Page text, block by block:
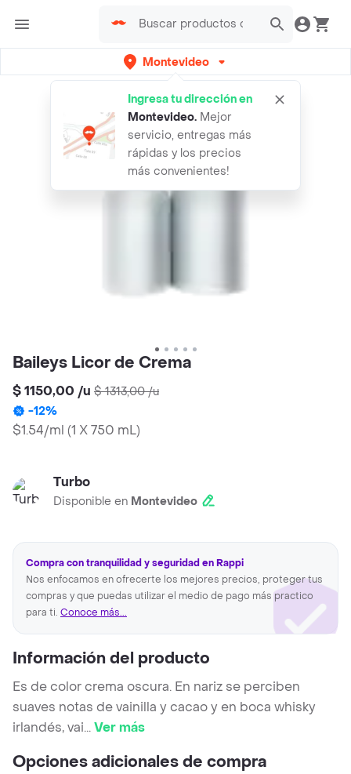
Montevideo
Ingresa tu dirección en
Montevideo. Mejor
servicio, entregas más
rápidas y los precios
más convenientes!
Baileys Licor de Crema
$ 1150,00 /u $ 1313,00/u
-12%
$1.54/ml (1 X 750 mL)
Turbo
Disponible en Montevideo
Compra con tranquilidad y seguridad en Rappi
Nos enfocamos en ofrecerte los mejores precios, proteger tus
compras y que puedas utilizar el medio de pago más practico
para ti. Conoce más...
Información del producto
Es de color crema oscura. En nariz se perciben
suaves notas de vainilla y cacao y en boca whisky
irlandés, vai...Ver más
Opciones adicionales de compra